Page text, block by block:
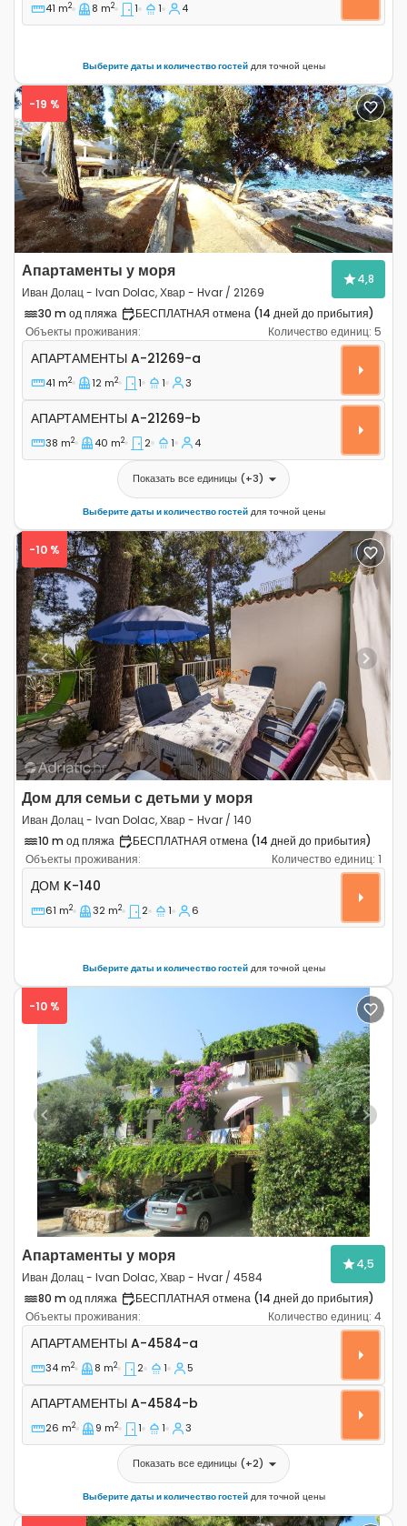
41 m2 8 m2 1 1 4
Выберите даты и количество гостейдля точной цены
Previous Next
-19 %
Апартаменты у моря
Иван Долац - Ivan Dolac, Хвар - Hvar / 21269
4,8
30 m од пляжа
БЕСПЛАТНАЯ отмена (14 дней до прибытия)
Объекты проживания:
Количество единиц: 5
Однокомнатные апартаменты Иван Долац - Ivan
АПАРТАМЕНТЫ A-21269-a
41 m2 12 m2 1 1 3
Апартаменты A-21269-b
АПАРТАМЕНТЫ A-21269-b
38 m2 40 m2 2 1 4
Показать все единицы (+3)
Выберите даты и количество гостейдля точной цены
Previous Next
-10 %
Дом для семьи с детьми у моря
Иван Долац - Ivan Dolac, Хвар - Hvar / 140
10 m од пляжа
БЕСПЛАТНАЯ отмена (14 дней до прибытия)
Объекты проживания:
Количество единиц: 1
Двухкомнатный дом Иван Долац - Ivan Dolac, Хвар -
ДОМ K-140
61 m2 32 m2 2 1 6
Выберите даты и количество гостейдля точной цены
Previous Next
-10 %
Апартаменты у моря
Иван Долац - Ivan Dolac, Хвар - Hvar / 4584
4,5
80 m од пляжа
БЕСПЛАТНАЯ отмена (14 дней до прибытия)
Объекты проживания:
Количество единиц: 4
Двухкомнатные апартаменты Иван Долац - Ivan
АПАРТАМЕНТЫ A-4584-a
34 m2 8 m2 2 1 5
Апартаменты A-4584-b
АПАРТАМЕНТЫ A-4584-b
26 m2 9 m2 1 1 3
Показать все единицы (+2)
Выберите даты и количество гостейдля точной цены